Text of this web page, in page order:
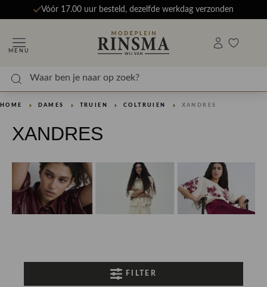
Vóór 17.00 uur besteld, dezelfde werkdag verzonden
MENU
HOME DAMES TRUIEN COLTRUIEN XANDRES
XANDRES
FILTER